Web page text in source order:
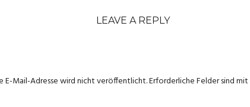
LEAVE A REPLY
E-Mail-Adresse wird nicht veröffentlicht.Erforderliche Felder sind mit